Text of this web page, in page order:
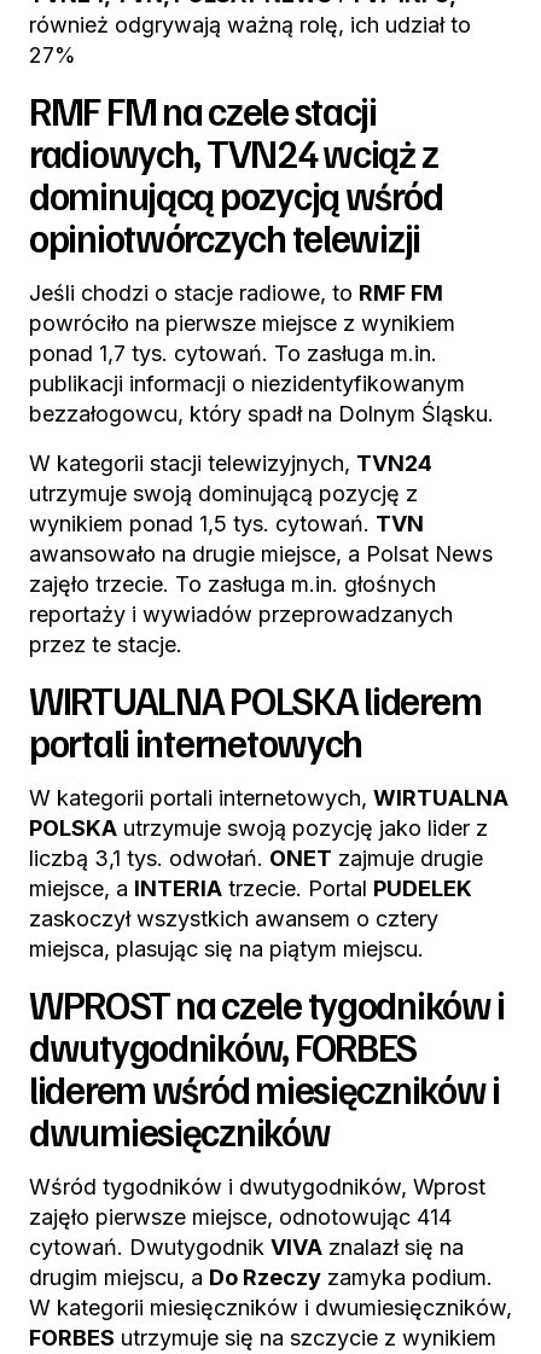
również odgrywają ważną rolę, ich udział to
27%
RMF FM na czele stacji
radiowych, TVN24 wciąż z
dominującą pozycją wśród
opiniotwórczych telewizji
Jeśli chodzi o stacje radiowe, to RMF FM
powróciło na pierwsze miejsce z wynikiem
ponad 1,7 tys. cytowań. To zasługa m.in.
publikacji informacji o niezidentyfikowanym
bezzałogowcu, który spadł na Dolnym Śląsku.
W kategorii stacji telewizyjnych, TVN24
utrzymuje swoją dominującą pozycję z
wynikiem ponad 1,5 tys. cytowań. TVN
awansowało na drugie miejsce, a Polsat News
zajęło trzecie. To zasługa m.in. głośnych
reportaży i wywiadów przeprowadzanych
przez te stacje.
WIRTUALNA POLSKA liderem
portali internetowych
W kategorii portali internetowych, WIRTUALNA
POLSKA utrzymuje swoją pozycję jako lider z
liczbą 3,1 tys. odwołań. ONET zajmuje drugie
miejsce, a INTERIA trzecie. Portal PUDELEK
zaskoczył wszystkich awansem o cztery
miejsca, plasując się na piątym miejscu.
WPROST na czele tygodników i
dwutygodników, FORBES
liderem wśród miesięczników i
dwumiesięczników
Wśród tygodników i dwutygodników, Wprost
zajęło pierwsze miejsce, odnotowując 414
cytowań. Dwutygodnik VIVA znalazł się na
drugim miejscu, a Do Rzeczy zamyka podium.
W kategorii miesięczników i dwumiesięczników,
FORBES utrzymuje się na szczycie z wynikiem